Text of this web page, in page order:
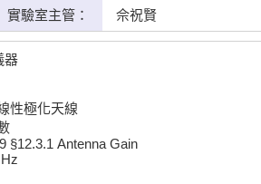
實驗室主管： 佘祝賢
器
性極化天線
§12.3.1 Antenna Gain